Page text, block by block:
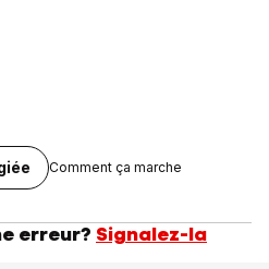
Comment ça marche
erreur? Signalez-la